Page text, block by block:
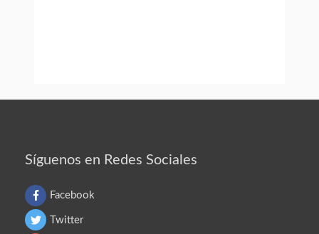
Síguenos en Redes Sociales
Facebook
Twitter